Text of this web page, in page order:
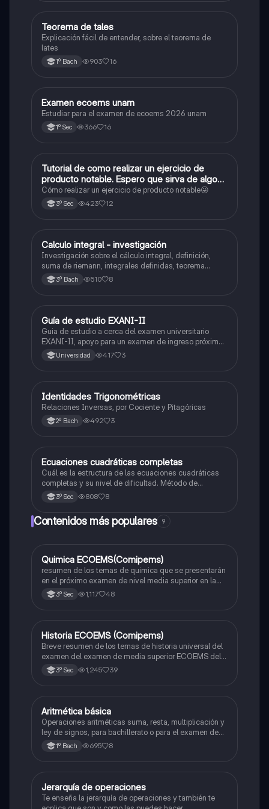
Matemáticas
Teorema de tales
Explicación fácil de entender, sobre el teorema de
lates
1º Bach 903 16
Español
Examen ecoems unam
Estudiar para el examen de ecoems 2026 unam
1º Sec 366 16
Matemáticas
Tutorial de como realizar un ejercicio de
producto notable. Espero que sirva de algo💕
😜
Cómo realizar un ejercicio de producto notable😜
3º Sec 423 12
Matemáticas
Calculo integral - investigación
Investigación sobre el cálculo integral, definición,
suma de riemann, integrales definidas, teorema
fundamental del cálculo, antiderivadas, integrales
indefinidas y ejemplos.
3º Bach 510 8
Historia
Guía de estudio EXANI-II
Guia de estudio a cerca del examen universitario
EXANI-II, apoyo para un examen de ingreso próximo
2026.Universidad 417 3
Matemáticas
Identidades Trigonométricas
Relaciones Inversas, por Cociente y Pitagóricas
2º Bach 492 3
Matemáticas
Ecuaciones cuadráticas completas
Cuál es la estructura de las ecuaciones cuadráticas
completas y su nivel de dificultad. Método de
solucion
3º Sec 808 8
Contenidos más populares 9
Química
Quimica ECOEMS(Comipems)
resumen de los temas de quimica que se presentarán
en el próximo examen de nivel media superior en la
zona metropolitana de el valle de México
3º Sec 1,117 48
Historia
Historia ECOEMS (Comipems)
Breve resumen de los temas de historia universal del
examen del examen de media superior ECOEMS del
valle de México
3º Sec 1,245 39
Matemáticas
Aritmética básica
Operaciones aritméticas suma, resta, multiplicación y
ley de signos, para bachillerato o para el examen de
admisión a la universidad
1º Bach 695 8
Matemáticas
Jerarquía de operaciones
Te enseña la jerarquía de operaciones y también te